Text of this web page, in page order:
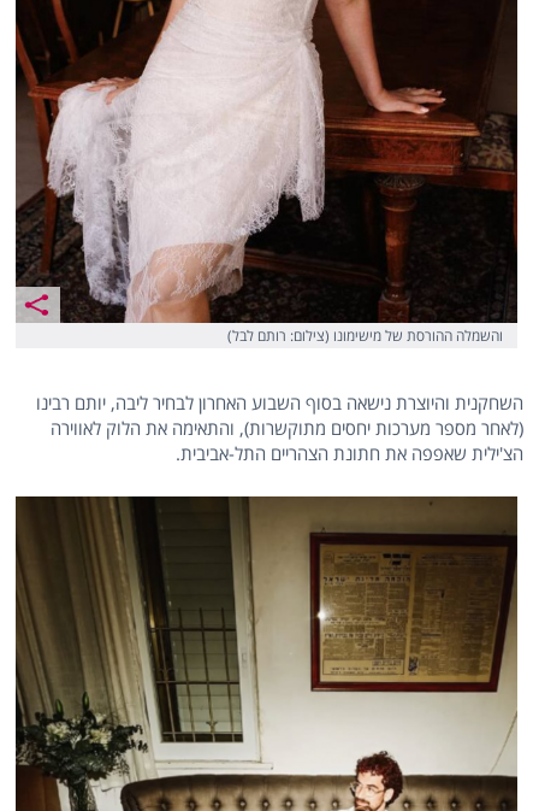
והשמלה ההורסת של מישימונו (צילום: רותם לבל)
השחקנית והיוצרת נישאה בסוף השבוע האחרון לבחיר ליבה, יותם רבינו
(לאחר מספר מערכות יחסים מתוקשרות), והתאימה את הלוק לאווירה
הצ'ילית שאפפה את חתונת הצהריים התל-אביבית.